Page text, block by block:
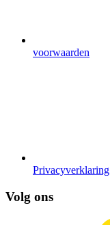
voorwaarden
Privacyverklaring
Volg ons